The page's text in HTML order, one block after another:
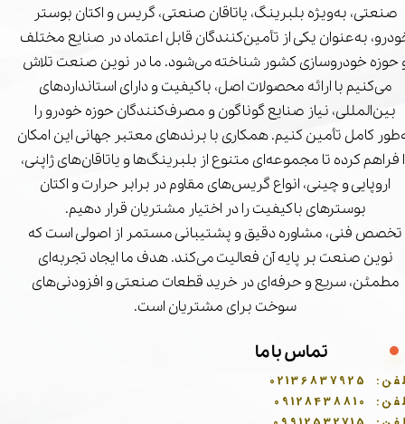
صنعتی، به‌ویژه بلبرینگ، یاتاقان صنعتی، گریس و اکتان بوستر
به‌عنوان یکی از تأمین‌کنندگان قابل اعتماد در صنایع مختلف
حوزه خودروسازی کشور شناخته می‌شود. ما در نوین صنعت تلاش
می‌کنیم با ارائه محصولات اصل، باکیفیت و دارای استانداردهای
بین‌المللی، نیاز صنایع گوناگون و مصرف‌کنندگان حوزه خودرو را
کامل تأمین کنیم. همکاری با برندهای معتبر جهانی این امکان
فراهم کرده تا مجموعه‌ای متنوع از بلبرینگ‌ها و یاتاقان‌های ژاپنی،
اروپایی و چینی، انواع گریس‌های مقاوم در برابر حرارت و اکتان
بوسترهای باکیفیت را در اختیار مشتریان قرار دهیم.
تخصص فنی، مشاوره دقیق و پشتیبانی مستمر از اصولی است که
نوین صنعت بر پایه آن فعالیت می‌کند. هدف ما ایجاد تجربه‌ای
مطمئن، سریع و حرفه‌ای در خرید قطعات صنعتی و افزودنی‌های
سوخت برای مشتریان است.
تماس با ما
02136837925
09128438810